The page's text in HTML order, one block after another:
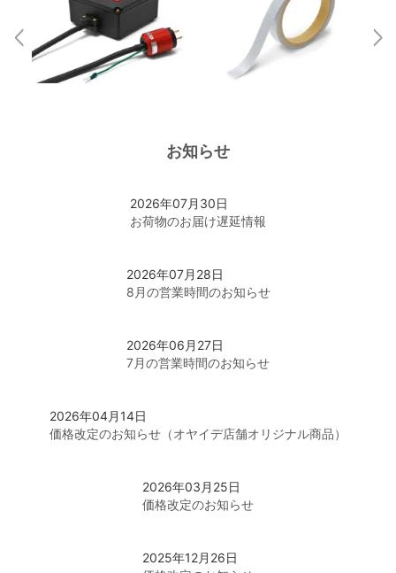
産業電線 特価処分品
ヘッドホン・イヤホンリケーブル
ポータブルオーディオ用プラグ
オーディオ用プラグ（RCA/XLR/BNC/F）
スピーカー用プラグ（バナナ/Yラグ/ファストン)
インシュレータースパイク
お知らせ
2026年07月30日
お荷物のお届け遅延情報
2026年07月28日
8月の営業時間のお知らせ
2026年06月27日
7月の営業時間のお知らせ
2026年04月14日
価格改定のお知らせ（オヤイデ店舗オリジナル商品）
2026年03月25日
価格改定のお知らせ
2025年12月26日